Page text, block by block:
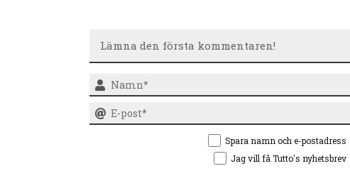
Spara namn och e-postadress
Jag vill få Tutto's nyhetsbrev